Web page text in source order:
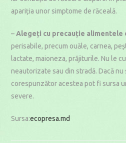
apariția unor simptome de răceală.
–Alegeți cu precauție alimentele
perisabile, precum ouăle, carnea,
lactate, maioneza, prăjiturile. Nu le
neautorizate sau din stradă. Dacă
corespunzător acestea pot fi sursa
severe.
Sursa:ecopresa.md